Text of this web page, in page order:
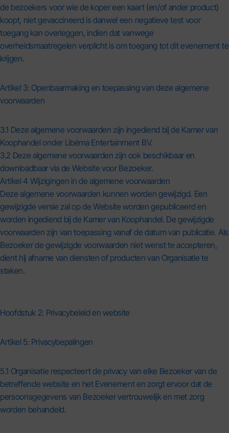
de bezoekers voor wie de koper een kaart (en/of ander product)
koopt, niet gevaccineerd is danwel een negatieve test voor
toegang kan overleggen, indien dat vanwege
overheidsmaatregelen verplicht is om toegang tot dit evenement te
krijgen.
Artikel 3: Openbaarmaking en toepassing van deze algemene
voorwaarden
3.1 Deze algemene voorwaarden zijn ingediend bij de Kamer van
Koophandel onder Libéma Entertainment BV.
3.2 Deze algemene voorwaarden zijn ook beschikbaar en
downloadbaar via de Website voor Bezoeker.
Artikel 4 Wijzigingen in de algemene voorwaarden
Deze algemene voorwaarden kunnen worden gewijzigd. Een
gewijzigde versie zal op de Website worden gepubliceerd en
worden ingediend bij de Kamer van Koophandel. De gewijzigde
voorwaarden zijn van toepassing vanaf de datum van publicatie. Als
Bezoeker de gewijzigde voorwaarden niet wenst te accepteren,
dient hij afname van diensten of producten van Organisatie te
staken.
Hoofdstuk 2: Privacybeleid en website
Artikel 5: Privacybepalingen
5.1 Organisatie respecteert de privacy van elke Bezoeker van de
betreffende website en het Evenement en zorgt ervoor dat de
persoonsgegevens van Bezoeker vertrouwelijk en met zorg
worden behandeld.